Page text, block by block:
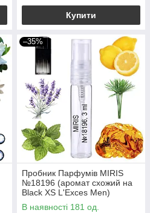
Купити
–35%
Пробник Парфумів MIRIS
№18196 (аромат схожий на
Black XS L'Exces Men)
Чоловічий 3 ml
В наявності 181 од.